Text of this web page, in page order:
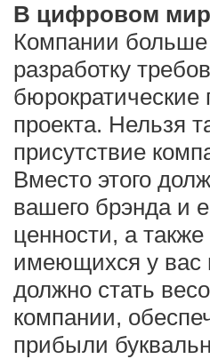
В цифровом
Компании больше
разработку
бюрократические
проекта. Нельзя
присутствие
Вместо этого
вашего брэнда и
ценности, а
имеющихся у вас
должно стать
компании,
прибыли